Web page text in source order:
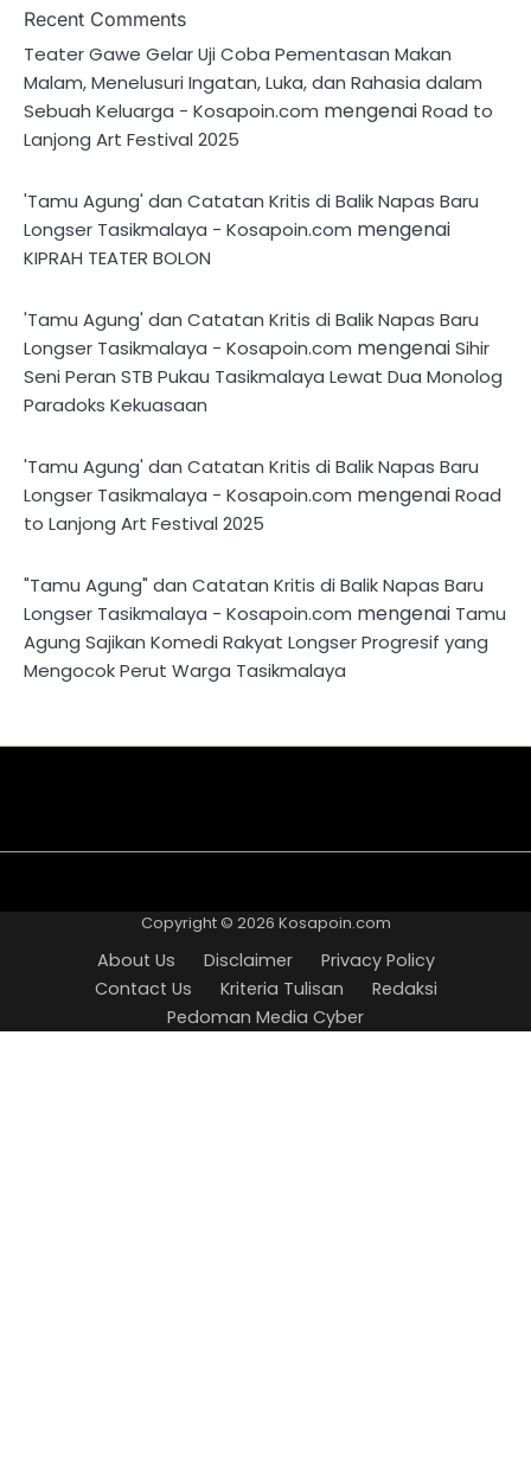
Recent Comments
Teater Gawe Gelar Uji Coba Pementasan Makan
Malam, Menelusuri Ingatan, Luka, dan Rahasia dalam
Sebuah Keluarga - Kosapoin.com mengenaiRoad to
Lanjong Art Festival 2025
'Tamu Agung' dan Catatan Kritis di Balik Napas Baru
Longser Tasikmalaya - Kosapoin.com mengenai
KIPRAH TEATER BOLON
'Tamu Agung' dan Catatan Kritis di Balik Napas Baru
Longser Tasikmalaya - Kosapoin.com mengenaiSihir
Seni Peran STB Pukau Tasikmalaya Lewat Dua Monolog
Paradoks Kekuasaan
'Tamu Agung' dan Catatan Kritis di Balik Napas Baru
Longser Tasikmalaya - Kosapoin.com mengenaiRoad
to Lanjong Art Festival 2025
"Tamu Agung" dan Catatan Kritis di Balik Napas Baru
Longser Tasikmalaya - Kosapoin.com mengenai Tamu
Agung Sajikan Komedi Rakyat Longser Progresif yang
Mengocok Perut Warga Tasikmalaya
Us
Policy
Us
Tulisan
Media
Copyright © 2026 Kosapoin.com
About Us Disclaimer
Privacy Policy
Contact Us
Kriteria Tulisan
Redaksi
Pedoman Media Cyber